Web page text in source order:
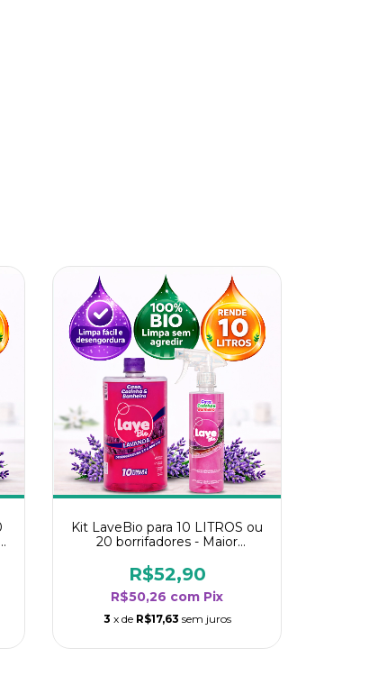
Kit LaveBio para 10 LITROS ou
20 borrifadores - Maior
Lavanda
R$52,90
R$50,26 com Pix
3 x de R$17,63 sem juros